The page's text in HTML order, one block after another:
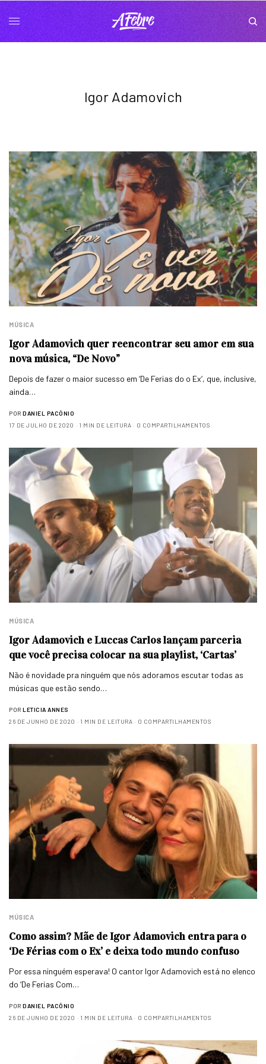
Igor Adamovich
MÚSICA
Igor Adamovich quer reencontrar seu amor em sua
nova música, “De Novo”
Depois de fazer o maior sucesso em ‘De Ferias do o Ex‘, que, inclusive,
ainda…
POR DANIEL PACÔNIO
17 DE JULHO DE 2020
1 MIN DE LEITURA 0 COMPARTILHAMENTOS
MÚSICA
Igor Adamovich e Luccas Carlos lançam parceria
que você precisa colocar na sua playlist, ‘Cartas’
Não é novidade pra ninguém que nós adoramos escutar todas as
músicas que estão sendo…
POR LETICIA ANNES
26 DE JUNHO DE 2020
1 MIN DE LEITURA 0 COMPARTILHAMENTOS
MÚSICA
Como assim? Mãe de Igor Adamovich entra para o
‘De Férias com o Ex’ e deixa todo mundo confuso
Por essa ninguém esperava! O cantor Igor Adamovich está no elenco
do ‘De Ferias Com…
POR DANIEL PACÔNIO
26 DE JUNHO DE 2020
1 MIN DE LEITURA 0 COMPARTILHAMENTOS